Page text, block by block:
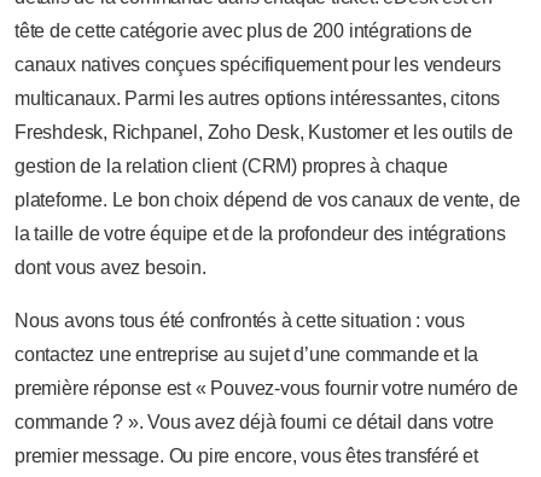
tête de cette catégorie avec plus de 200 intégrations de
canaux natives conçues spécifiquement pour les vendeurs
multicanaux. Parmi les autres options intéressantes, citons
Freshdesk, Richpanel, Zoho Desk, Kustomer et les outils de
gestion de la relation client (CRM) propres à chaque
plateforme. Le bon choix dépend de vos canaux de vente, de
la taille de votre équipe et de la profondeur des intégrations
dont vous avez besoin.
Nous avons tous été confrontés à cette situation : vous
contactez une entreprise au sujet d’une commande et la
première réponse est « Pouvez-vous fournir votre numéro de
commande ? ». Vous avez déjà fourni ce détail dans votre
premier message. Ou pire encore, vous êtes transféré et